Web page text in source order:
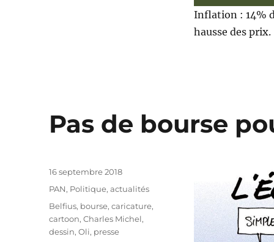
Inflation : 14%
hausse des prix.
Pas de bourse
Publié
16 septembre 2018
Catégories
PAN, Politique, actualités
Étiquettes
Belfius, bourse,caricature,
cartoon,Charles Michel,
dessin,Oli, presse